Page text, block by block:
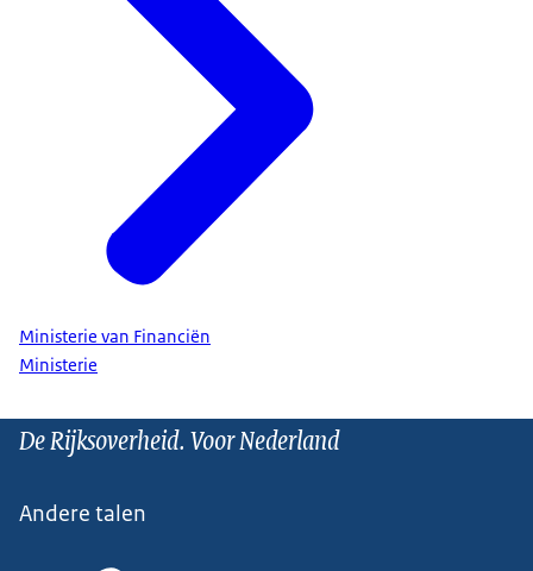
Ministerie van Financiën
Ministerie
De Rijksoverheid. Voor Nederland
Andere talen